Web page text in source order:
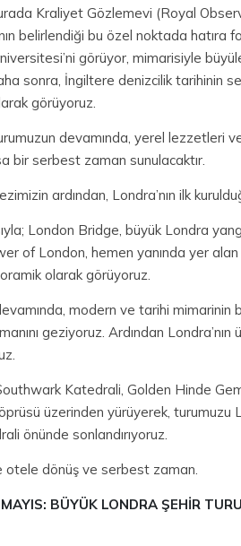
Kraliyet Gözlemevi (Royal
belirlendiği bu özel noktada hatıra
görüyor, mimarisiyle
sonra, İngiltere denizcilik tarihinin
görüyoruz.
devamında, yerel lezzetleri
bir serbest zaman sunulacaktır.
ardından, Londra’nın ilk
London Bridge, büyük Londra
of London, hemen yanında yer
olarak görüyoruz.
modern ve tarihi mimarinin
geziyoruz. Ardından
Katedrali, Golden Hinde
üzerinden yürüyerek, turumuzu
önünde sonlandırıyoruz.
otele dönüş ve serbest zaman.
BÜYÜK LONDRA ŞEHİR